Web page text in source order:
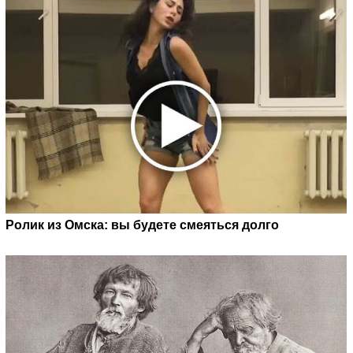
Ролик из Омска: вы будете смеяться долго